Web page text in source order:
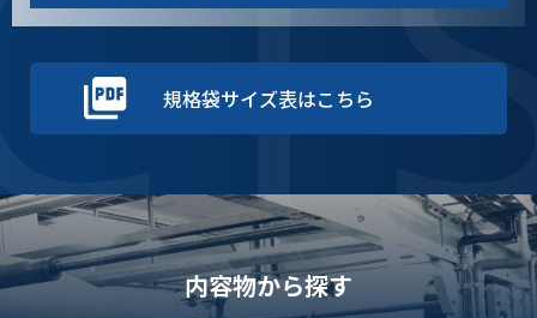
規格袋サイズ表はこちら
内容物から探す